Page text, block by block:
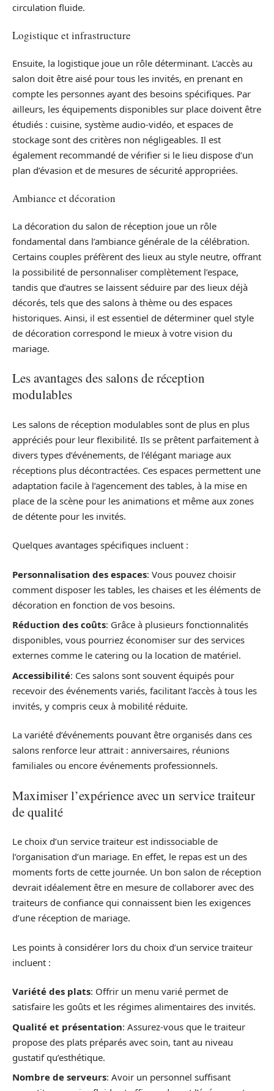
circulation fluide.
Logistique et infrastructure
Ensuite, la logistique joue un rôle déterminant. L’accès au
salon doit être aisé pour tous les invités, en prenant en
compte les personnes ayant des besoins spécifiques. Par
ailleurs, les équipements disponibles sur place doivent être
étudiés : cuisine, système audio-vidéo, et espaces de
stockage sont des critères non négligeables. Il est
également recommandé de vérifier si le lieu dispose d’un
plan d’évasion et de mesures de sécurité appropriées.
Ambiance et décoration
La décoration du salon de réception joue un rôle
fondamental dans l’ambiance générale de la célébration.
Certains couples préfèrent des lieux au style neutre, offrant
la possibilité de personnaliser complètement l’espace,
tandis que d’autres se laissent séduire par des lieux déjà
décorés, tels que des salons à thème ou des espaces
historiques. Ainsi, il est essentiel de déterminer quel style
de décoration correspond le mieux à votre vision du
mariage.
Les avantages des salons de réception
modulables
Les salons de réception modulables sont de plus en plus
appréciés pour leur flexibilité. Ils se prêtent parfaitement à
divers types d’événements, de l’élégant mariage aux
réceptions plus décontractées. Ces espaces permettent une
adaptation facile à l’agencement des tables, à la mise en
place de la scène pour les animations et même aux zones
de détente pour les invités.
Quelques avantages spécifiques incluent :
Personnalisation des espaces: Vous pouvez choisir
comment disposer les tables, les chaises et les éléments de
décoration en fonction de vos besoins.
Réduction des coûts: Grâce à plusieurs fonctionnalités
disponibles, vous pourriez économiser sur des services
externes comme le catering ou la location de matériel.
Accessibilité: Ces salons sont souvent équipés pour
recevoir des événements variés, facilitant l’accès à tous les
invités, y compris ceux à mobilité réduite.
La variété d’événements pouvant être organisés dans ces
salons renforce leur attrait : anniversaires, réunions
familiales ou encore événements professionnels.
Maximiser l’expérience avec un service traiteur
de qualité
Le choix d’un service traiteur est indissociable de
l’organisation d’un mariage. En effet, le repas est un des
moments forts de cette journée. Un bon salon de réception
devrait idéalement être en mesure de collaborer avec des
traiteurs de confiance qui connaissent bien les exigences
d’une réception de mariage.
Les points à considérer lors du choix d’un service traiteur
incluent :
Variété des plats: Offrir un menu varié permet de
satisfaire les goûts et les régimes alimentaires des invités.
Qualité et présentation: Assurez-vous que le traiteur
propose des plats préparés avec soin, tant au niveau
gustatif qu’esthétique.
Nombre de serveurs: Avoir un personnel suffisant